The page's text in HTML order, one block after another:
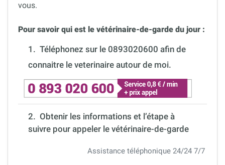
vous.
Pour savoir qui est le vétérinaire-de-garde du jour :
1. Téléphonez sur le 0893020600 afin de
connaitre le veterinaire autour de moi.
2. Obtenir les informations et l’étape à
suivre pour appeler le vétérinaire-de-garde
Assistance téléphonique 24/24 7/7